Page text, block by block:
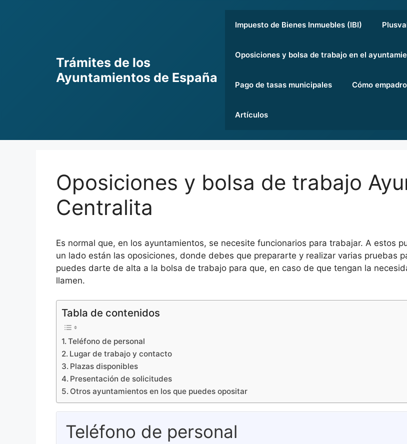
Trámites de los
Ayuntamientos de España
Impuesto de Bienes Inmuebles (IBI)
Oposiciones y bolsa de trabajo en el
Pago de tasas municipales Cómo
Artículos
Oposiciones y bolsa de trabajo
Centralita
Es normal que, en los ayuntamientos, se necesite funcionarios para trabajar. A estos
un lado están las oposiciones, donde debes que prepararte y realizar varias pruebas
puedes darte de alta a la bolsa de trabajo para que, en caso de que tengan la
llamen.
Tabla de contenidos
Teléfono de personal
Lugar de trabajo y contacto
Plazas disponibles
Presentación de solicitudes
Otros ayuntamientos en los que puedes opositar
Teléfono de personal